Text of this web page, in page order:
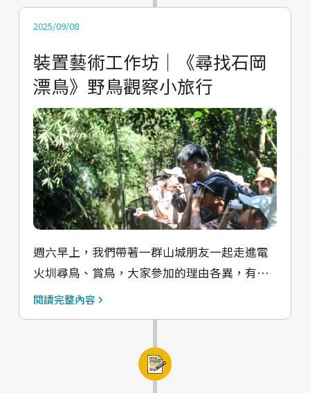
舒服的聆聽村莊的聲音 一起來關心石岡正在發
﹋﹋﹋ 還愛行落去 這條青春路 有河壩 有細黃
花 同大家共下 ﹏﹏﹏﹏ ﹋﹋﹋﹋ 󠀠 ◭ 2025一條
青春路｜石岡村落音樂會 ◭ 時間：
10/11（六） ◭ 地點：梅子百年芒果樹(導航請
參考
https://maps.app.goo.gl/n45zUXsnguKdSS7
R9) ｜10:00-12:00｜平衡鳥藝術創作工作坊X藝
術家導覽 報名連結：https://reurl.cc/oYM92M
｜14:00-16:00｜村落音樂會 免費進場 演出者：
黃瑋傑 Huang Wei Jie 、 明哥菜車 、Vong
chṳka Lau Siaulu khahlah（黃稚嘉摎少女卡
拉） 特別感謝：教育部青年發展署 、 台中市石
2025/09/08
裝置藝術工作坊｜《尋找石岡
漂鳥》野鳥觀察小旅行
週六早上，我們帶著一群山城朋友一起走進電
火圳尋鳥、賞鳥，大家參加的理由各異，有人
分享這是她每天帶狗散步的路線，想更認識周
的賞鳥小旅行，我們邀請了專業的關貫之老
師，貫之老師本身是昆蟲系畢業，同時從事生
閱讀完整內容